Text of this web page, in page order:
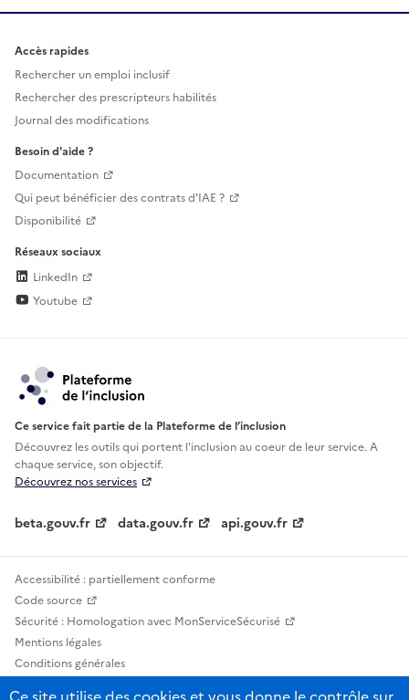
Accès rapides
Rechercher un emploi inclusif
Rechercher des prescripteurs habilités
Journal des modifications
Besoin d'aide ?
Documentation
Qui peut bénéficier des contrats d'IAE ?
Disponibilité
Réseaux sociaux
LinkedIn
Youtube
Ce service fait partie de la Plateforme de l’inclusion
Découvrez les outils qui portent l'inclusion aucoeur de leur service. A
chaque service, son objectif.
Découvrez nos services
beta.gouv.fr data.gouv.fr api.gouv.fr
Accessibilité : partiellement conforme
Code source
Sécurité : Homologation avec MonServiceSécurisé
Mentions légales
Conditions générales